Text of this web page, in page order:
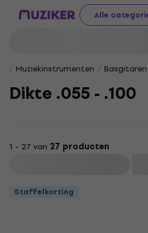
Alle
Muziekinstrumenten Basgitaren
Dikte .055 - .100
1 - 27 van 27 producten
Staffelkorting